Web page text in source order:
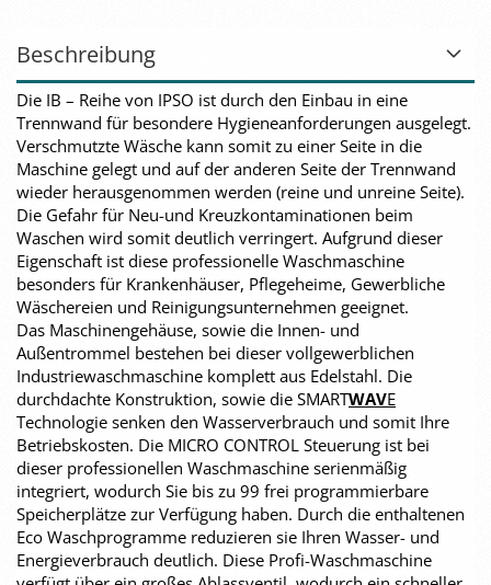
Beschreibung
Die IB – Reihe von IPSO ist durch den Einbau in eine
Trennwand für besondere Hygieneanforderungen ausgelegt.
Verschmutzte Wäsche kann somit zu einer Seite in die
Maschine gelegt und auf der anderen Seite der Trennwand
wieder herausgenommen werden (reine und unreine Seite).
Die Gefahr für Neu-und Kreuzkontaminationen beim
Waschen wird somit deutlich verringert. Aufgrund dieser
Eigenschaft ist diese professionelle Waschmaschine
besonders für Krankenhäuser, Pflegeheime, Gewerbliche
Wäschereien und Reinigungsunternehmen geeignet.
Das Maschinengehäuse, sowie die Innen- und
Außentrommel bestehen bei dieser vollgewerblichen
Industriewaschmaschine komplett aus Edelstahl. Die
durchdachte Konstruktion, sowie die SMARTWAVE
Technologie senken den Wasserverbrauch und somit Ihre
Betriebskosten. Die MICRO CONTROL Steuerung ist bei
dieser professionellen Waschmaschine serienmäßig
integriert, wodurch Sie bis zu 99 frei programmierbare
Speicherplätze zur Verfügung haben. Durch die enthaltenen
Eco Waschprogramme reduzieren sie Ihren Wasser- und
Energieverbrauch deutlich. Diese Profi-Waschmaschine